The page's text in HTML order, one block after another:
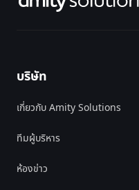
บริษัท
เกี่ยวกับ Amity Solutions
ทีมผู้บริหาร
ห้องข่าว